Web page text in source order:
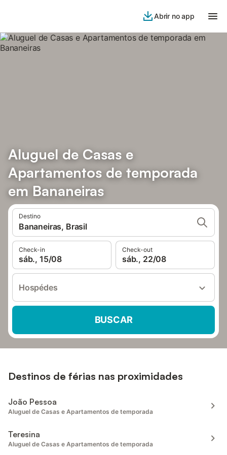
Abrir no app
Aluguel de Casas e
Apartamentos de temporada
em Bananeiras
Destino
Bananeiras, Brasil
Check-in
sáb., 15/08
Check-out
sáb., 22/08
Hospédes
BUSCAR
Destinos de férias nas proximidades
João Pessoa
Aluguel de Casas e Apartamentos de temporada
Teresina
Aluguel de Casas e Apartamentos de temporada